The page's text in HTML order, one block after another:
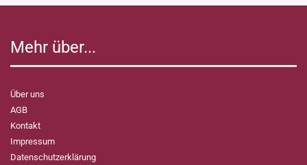
Mehr über...
Über uns
AGB
Kontakt
Impressum
Datenschutzerklärung